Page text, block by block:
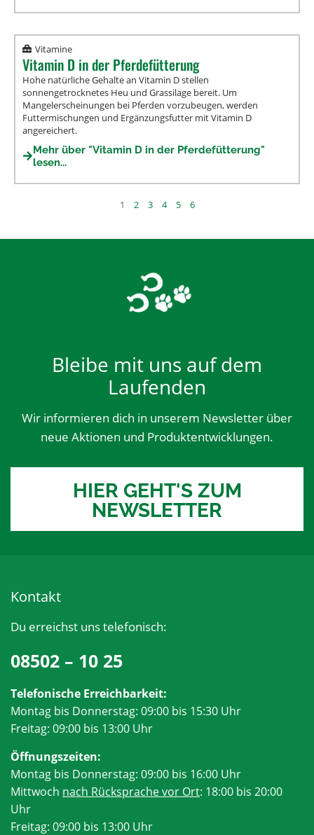
Vitamine
Vitamin D in der Pferdefütterung
Hohe natürliche Gehalte an Vitamin D stellen
sonnengetrocknetes Heu und Grassilage bereit. Um
Mangelerscheinungen bei Pferden vorzubeugen, werden
Futtermischungen und Ergänzungsfutter mit Vitamin D
angereichert.
Mehr über "Vitamin D in der Pferdefütterung"
lesen...
1 2 3 4 5 6
Bleibe mit uns auf dem
Laufenden
Wir informieren dich in unserem Newsletter über
neue Aktionen und Produktentwicklungen.
HIER GEHT'S ZUM
NEWSLETTER
Kontakt
Du erreichst uns telefonisch:
08502 – 10 25
Telefonische Erreichbarkeit:
Montag bis Donnerstag: 09:00 bis 15:30 Uhr
Freitag: 09:00 bis 13:00 Uhr
Öffnungszeiten:
Montag bis Donnerstag: 09:00 bis 16:00 Uhr
Mittwoch nach Rücksprache vor Ort: 18:00 bis 20:00
Uhr
Freitag: 09:00 bis 13:00 Uhr